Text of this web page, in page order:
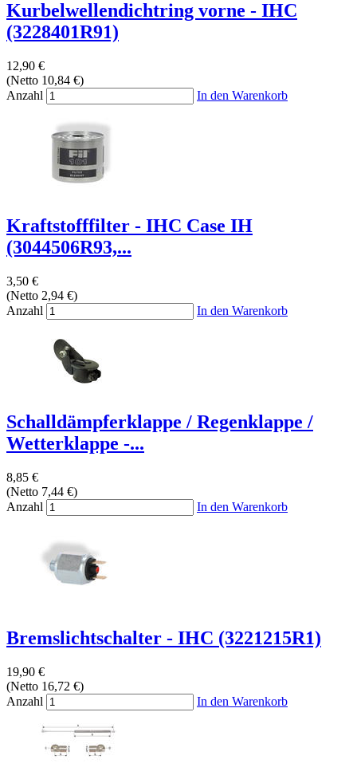
Kurbelwellendichtring vorne - IHC
(3228401R91)
12,90 €
(Netto 10,84 €)
Anzahl
In den Warenkorb
Kraftstofffilter - IHC Case IH
(3044506R93,...
3,50 €
(Netto 2,94 €)
Anzahl
In den Warenkorb
Schalldämpferklappe / Regenklappe /
Wetterklappe -...
8,85 €
(Netto 7,44 €)
Anzahl
In den Warenkorb
Bremslichtschalter - IHC (3221215R1)
19,90 €
(Netto 16,72 €)
Anzahl
In den Warenkorb